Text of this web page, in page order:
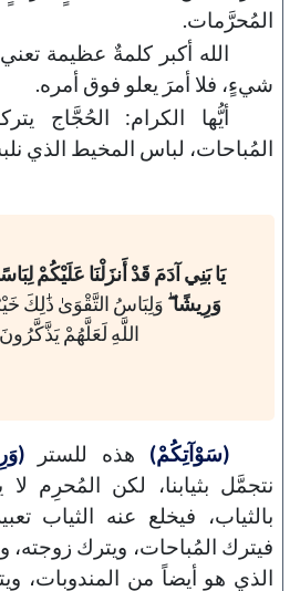
المُحرَّمات.
الله أكبر كلمةٌ عظيمة
شيءٍ، فلا أمرَ يعلو فوق أمره.
أيُّها الكرام: الحُجَّاج
المُباحات، لباس المخيط الذي
يَا بَنِي آدَمَ قَدْ أَنزَلْنَا عَلَيْكُمْ
وَرِيشًا ۖ وَلِبَاسُ التَّقْوَىٰ ذَٰلِكَ
اللَّهِ لَعَلَّهُمْ
(سَوْآتِكُمْ) هذه للستر
نتجمَّل بثيابنا، لكن المُحرِم
بالثياب، فيخلع عنه الثياب
فيترك المُباحات، ويترك
الذي هو أيضاً من المندوبات،